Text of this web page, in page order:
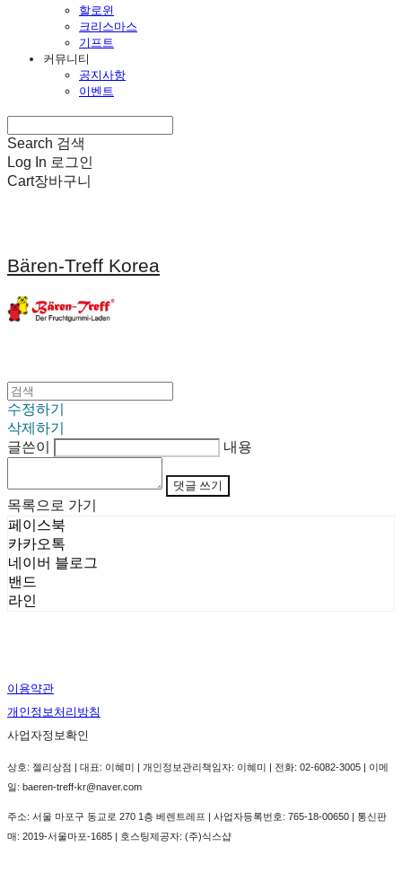
할로윈
크리스마스
기프트
커뮤니티
공지사항
이벤트
Search 검색
Log In 로그인
Cart장바구니
Bären-Treff Korea
수정하기
삭제하기
글쓴이
내용
댓글 쓰기
목록으로 가기
페이스북
카카오톡
네이버 블로그
밴드
라인
이용약관
개인정보처리방침
사업자정보확인
상호: 젤리상점 | 대표: 이혜미 | 개인정보관리책임자: 이혜미 | 전화: 02-6082-3005 | 이메
일: baeren-treff-kr@naver.com
주소: 서울 마포구 동교로 270 1층 베렌트레프 | 사업자등록번호: 765-18-00650 | 통신판
매: 2019-서울마포-1685 | 호스팅제공자: (주)식스샵